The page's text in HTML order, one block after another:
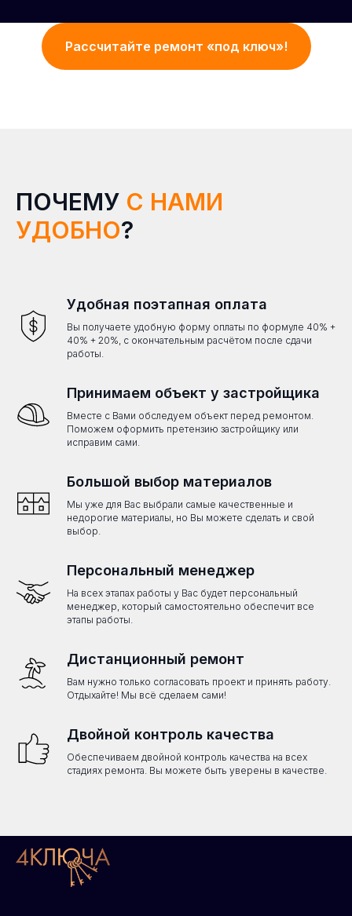
Рассчитайте ремонт «под ключ»!
ПОЧЕМУ С НАМИ
УДОБНО?
Удобная поэтапная оплата
Вы получаете удобную форму оплаты по формуле 40% +
40% + 20%, с окончательным расчётом после сдачи
работы.
Принимаем объект у застройщика
Вместе с Вами обследуем объект перед ремонтом.
Поможем оформить претензию застройщику или
исправим сами.
Большой выбор материалов
Мы уже для Вас выбрали самые качественные и
недорогие материалы, но Вы можете сделать и свой
выбор.
Персональный менеджер
На всех этапах работы у Вас будет персональный
менеджер, который самостоятельно обеспечит все
этапы работы.
Дистанционный ремонт
Вам нужно только согласовать проект и принять работу.
Отдыхайте! Мы всё сделаем сами!
Двойной контроль качества
Обеспечиваем двойной контроль качества на всех
стадиях ремонта. Вы можете быть уверены в качестве.